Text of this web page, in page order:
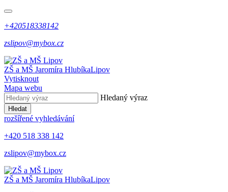
+420518338142
zslipov@mybox.cz
ZŠ a MŠ Jaromíra HlubíkaLipov
Vytisknout
Mapa webu
Hledaný výraz
Hledat
rozšířené vyhledávání
+420 518 338 142
zslipov@mybox.cz
ZŠ a MŠ Jaromíra HlubíkaLipov